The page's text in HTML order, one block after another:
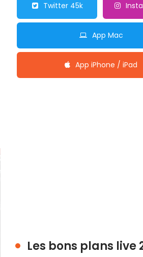
Twitter 45k
App Mac
App iPhone / iPad
Les bons plans live